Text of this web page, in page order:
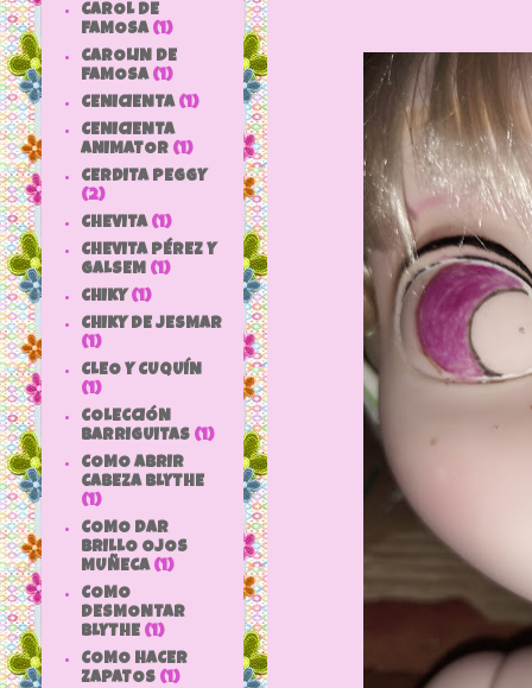
CAROL DE
FAMOSA (1)
CAROLIN DE
FAMOSA (1)
CENICIENTA (1)
CENICIENTA
ANIMATOR (1)
CERDITA PEGGY
(2)
CHEVITA (1)
CHEVITA PÉREZ Y
GALSEM (1)
CHIKY (1)
CHIKY DE JESMAR
(1)
CLEO Y CUQUÍN
(1)
COLECCIÓN
BARRIGUITAS (1)
COMO ABRIR
CABEZA BLYTHE
(1)
COMO DAR
BRILLO OJOS
MUÑECA (1)
COMO
DESMONTAR
BLYTHE (1)
COMO HACER
ZAPATOS (1)